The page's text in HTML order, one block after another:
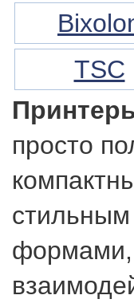
TSC
просто
формами,